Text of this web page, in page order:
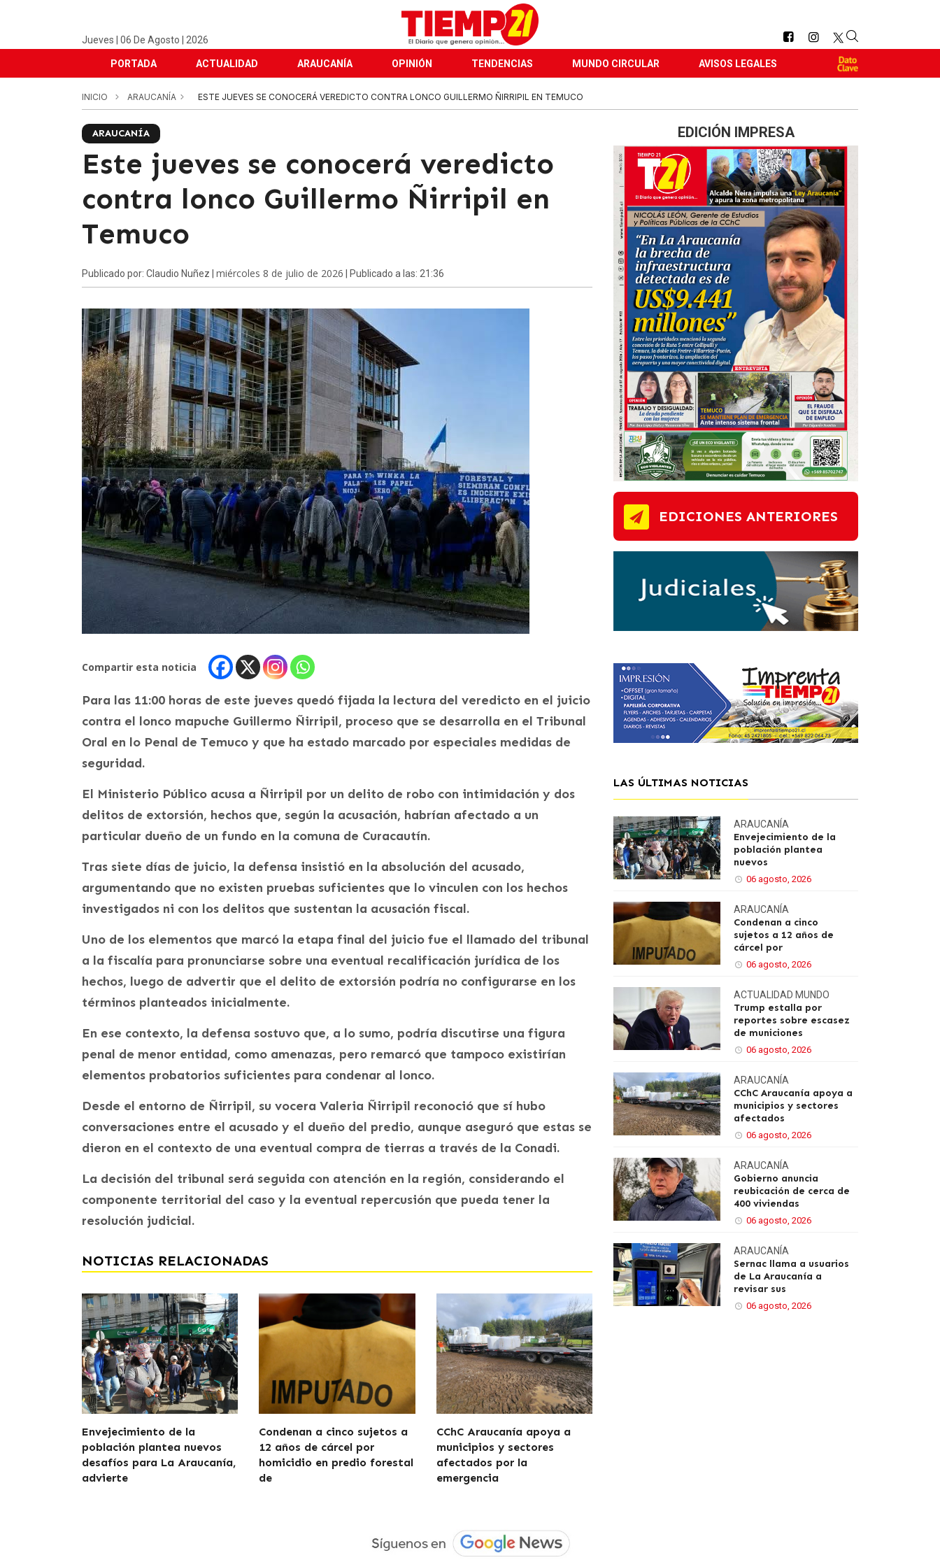
Jueves | 06 De Agosto | 2026
PORTADA ACTUALIDAD ARAUCANÍA OPINIÓN TENDENCIAS MUNDO CIRCULAR AVISOS LEGALES
INICIO ARAUCANÍA ESTE JUEVES SE CONOCERÁ VEREDICTO CONTRA LONCO GUILLERMO ÑIRRIPIL EN TEMUCO
ARAUCANÍA
Este jueves se conocerá veredicto
contra lonco Guillermo Ñirripil en
Temuco
Publicado por: Claudio Nuñez | miércoles 8 de julio de 2026 | Publicado a las: 21:36
Compartir esta noticia
Para las 11:00 horas de este jueves quedó fijada la lectura del veredicto en el juicio
contra el lonco mapuche Guillermo Ñirripil, proceso que se desarrolla en el Tribunal
Oral en lo Penal de Temuco y que ha estado marcado por especiales medidas de
seguridad.
El Ministerio Público acusa a Ñirripil por un delito de robo con intimidación y dos
delitos de extorsión, hechos que, según la acusación, habrían afectado a un
particular dueño de un fundo en la comuna de Curacautín.
Tras siete días de juicio, la defensa insistió en la absolución del acusado,
argumentando que no existen pruebas suficientes que lo vinculen con los hechos
investigados ni con los delitos que sustentan la acusación fiscal.
Uno de los elementos que marcó la etapa final del juicio fue el llamado del tribunal
a la fiscalía para pronunciarse sobre una eventual recalificación jurídica de los
hechos, luego de advertir que el delito de extorsión podría no configurarse en los
términos planteados inicialmente.
En ese contexto, la defensa sostuvo que, a lo sumo, podría discutirse una figura
penal de menor entidad, como amenazas, pero remarcó que tampoco existirían
elementos probatorios suficientes para condenar al lonco.
Desde el entorno de Ñirripil, su vocera Valeria Ñirripil reconoció que sí hubo
conversaciones entre el acusado y el dueño del predio, aunque aseguró que estas se
dieron en el contexto de una eventual compra de tierras a través de la Conadi.
La decisión del tribunal será seguida con atención en la región, considerando el
componente territorial del caso y la eventual repercusión que pueda tener la
resolución judicial.
NOTICIAS RELACIONADAS
Envejecimiento de la
población plantea nuevos
desafíos para La Araucanía,
advierte
Condenan a cinco sujetos a
12 años de cárcel por
homicidio en predio forestal
de
CChC Araucanía apoya a
municipios y sectores
afectados por la
emergencia
EDICIÓN IMPRESA
EDICIONES ANTERIORES
LAS ÚLTIMAS NOTICIAS
ARAUCANÍA
Envejecimiento de la
población plantea
nuevos
06 agosto, 2026
ARAUCANÍA
Condenan a cinco
sujetos a 12 años de
cárcel por
06 agosto, 2026
ACTUALIDAD MUNDO
Trump estalla por
reportes sobre escasez
de municiones
06 agosto, 2026
ARAUCANÍA
CChC Araucanía apoya a
municipios y sectores
afectados
06 agosto, 2026
ARAUCANÍA
Gobierno anuncia
reubicación de cerca de
400 viviendas
06 agosto, 2026
ARAUCANÍA
Sernac llama a usuarios
de La Araucanía a
revisar sus
06 agosto, 2026